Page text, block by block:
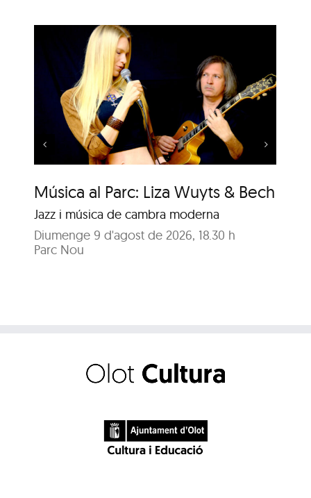
Música al Parc: Liza Wuyts & Bech
Jazz i música de cambra moderna
Diumenge 9 d'agost de 2026, 18.30 h
Parc Nou
Música al Parc: Punch
Trio vs. Samuel Marthe